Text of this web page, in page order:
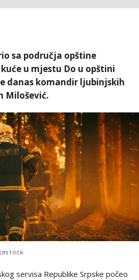
sa područja opštine
u mjestu Do u opštini
danas komandir ljubinjskih
Milošević.
servisa Republike Srpske počeo